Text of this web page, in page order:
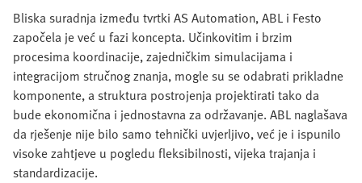
Bliska suradnja između tvrtki AS Automation, ABL i Festo
započela je već u fazi koncepta. Učinkovitim i brzim
procesima koordinacije, zajedničkim simulacijama i
integracijom stručnog znanja, mogle su se odabrati prikladne
komponente, a struktura postrojenja projektirati tako da
bude ekonomična i jednostavna za održavanje. ABL naglašava
da rješenje nije bilo samo tehnički uvjerljivo, već je i ispunilo
visoke zahtjeve u pogledu fleksibilnosti, vijeka trajanja i
standardizacije.